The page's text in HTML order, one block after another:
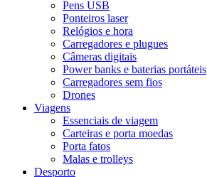
Pens USB
Ponteiros laser
Relógios e hora
Carregadores e plugues
Câmeras digitais
Power banks e baterias portáteis
Carregadores sem fios
Drones
Viagens
Essenciais de viagem
Carteiras e porta moedas
Porta fatos
Malas e trolleys
Desporto